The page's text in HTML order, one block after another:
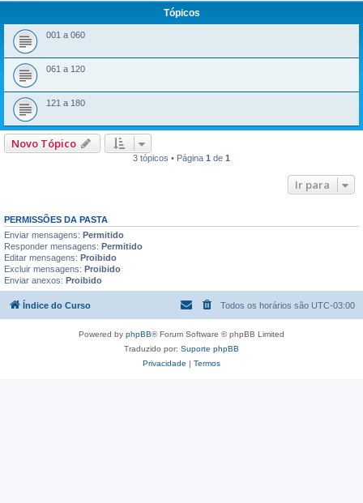
r
Tópicos
001 a 060
061 a 120
121 a 180
Novo Tópico
3 tópicos • Página 1 de 1
Ir para
PERMISSÕES DA PASTA
Enviar mensagens: Permitido
Responder mensagens: Permitido
Editar mensagens: Proibido
Excluir mensagens: Proibido
Enviar anexos: Proibido
Índice do Curso Todos os horários são UTC-03:00
Powered by phpBB® Forum Software © phpBB Limited
Traduzido por: Suporte phpBB
Privacidade | Termos